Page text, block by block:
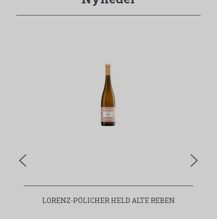
LORENZ-PÖLICHER HELD ALTE REBEN